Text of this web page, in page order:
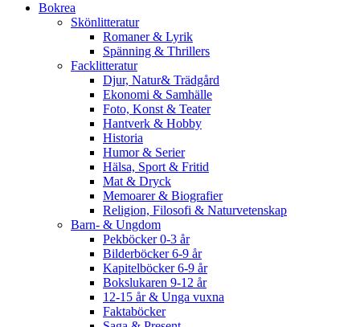
Bokrea
Skönlitteratur
Romaner & Lyrik
Spänning & Thrillers
Facklitteratur
Djur, Natur& Trädgård
Ekonomi & Samhälle
Foto, Konst & Teater
Hantverk & Hobby
Historia
Humor & Serier
Hälsa, Sport & Fritid
Mat & Dryck
Memoarer & Biografier
Religion, Filosofi & Naturvetenskap
Barn- & Ungdom
Pekböcker 0-3 år
Bilderböcker 6-9 år
Kapitelböcker 6-9 år
Bokslukaren 9-12 år
12-15 år & Unga vuxna
Faktaböcker